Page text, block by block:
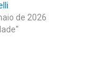
de 2026